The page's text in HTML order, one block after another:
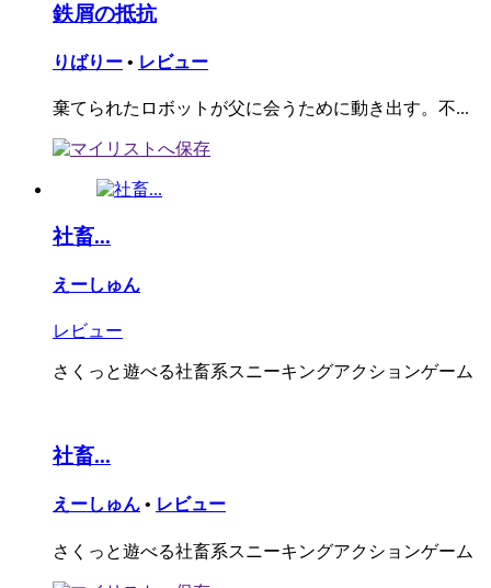
鉄屑の抵抗
りばりー • レビュー
棄てられたロボットが父に会うために動き出す。不...
社畜...
えーしゅん
レビュー
さくっと遊べる社畜系スニーキングアクションゲーム
社畜...
えーしゅん • レビュー
さくっと遊べる社畜系スニーキングアクションゲーム